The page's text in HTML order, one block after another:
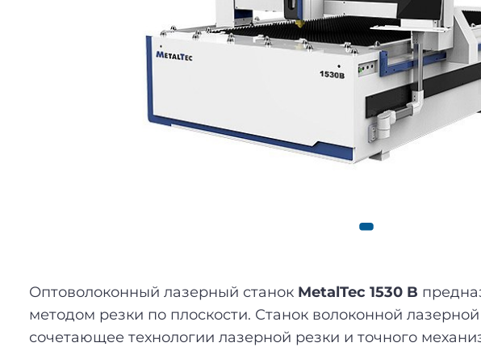
Оптоволоконный лазерный станок MetalTec 1530 B
методом резки по плоскости. Станок волоконной
сочетающее технологии лазерной резки и точного